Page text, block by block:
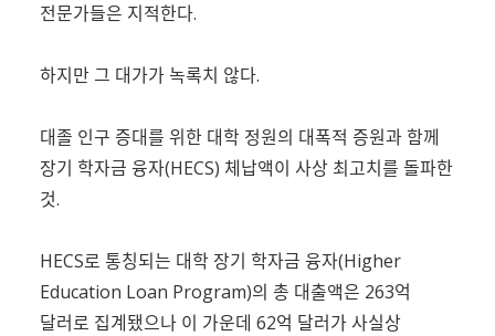
전문가들은 지적한다.
하지만 그 대가가 녹록치 않다.
대졸 인구 증대를 위한 대학 정원의 대폭적 증원과 함께
장기 학자금 융자(HECS) 체납액이 사상 최고치를 돌파한
것.
HECS로 통칭되는 대학 장기 학자금 융자(Higher
Education Loan Program)의 총 대출액은 263억
달러로 집계됐으나 이 가운데 62억 달러가 사실상